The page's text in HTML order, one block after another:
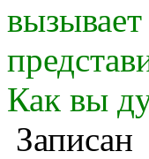
Как вы
Записан